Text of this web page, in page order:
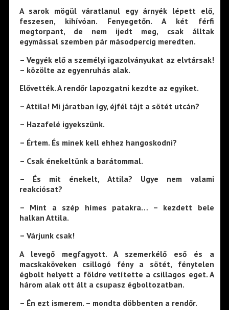
A sarok mögül váratlanul egy árnyék lépett elő,
feszesen, kihívóan. Fenyegetőn. A két férfi
megtorpant, de nem ijedt meg, csak álltak
egymással szemben pár másodpercig meredten.
– Vegyék elő a személyi igazolványukat az elvtársak!
– közölte az egyenruhás alak.
Elővették. A rendőr lapozgatni kezdte az egyiket.
– Attila! Mi járatban így, éjfél tájt a sötét utcán?
– Hazafelé igyekszünk.
– Értem. És minek kell ehhez hangoskodni?
– Csak énekeltünk a barátommal.
– És mit énekelt, Attila? Ugye nem valami
reakciósat?
– Mint a szép hímes patakra… – kezdett bele
halkan Attila.
– Várjunk csak!
A levegő megfagyott. A szemerkélő eső és a
macskaköveken csillogó fény a sötét, fénytelen
égbolt helyett a földre vetítette a csillagos eget. A
három alak ott ált a csupasz égboltozatban.
– Én ezt ismerem. – mondta döbbenten a rendőr.